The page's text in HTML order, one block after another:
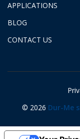
APPLICATIONS
BLOG
CONTACT US
© 2026 Dur-Me